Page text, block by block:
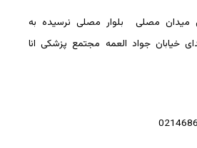
مصلی بلوار مصلی نرسیده به
ابتدای خیابان جواد العمه مجتمع پزشکی انا